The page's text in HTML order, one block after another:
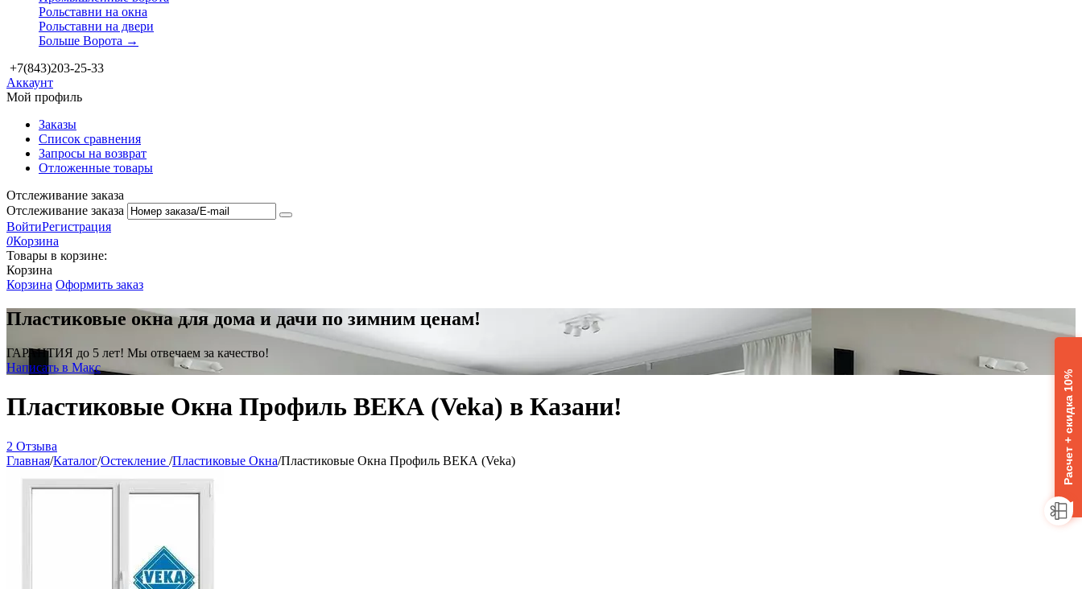
Рольставни на окна
Рольставни на двери
Больше Ворота →
+7(843)203-25-33
Аккаунт
Мой профиль
Заказы
Список сравнения
Запросы на возврат
Отложенные товары
Отслеживание заказа
Отслеживание заказа
ВойтиРегистрация
0Корзина
Товары в корзине:
Корзина
Корзина Оформить заказ
Пластиковые окна для дома и дачи по зимним ценам!
ГАРАНТИЯ до 5 лет! Мы отвечаем за качество!
Написать в Макс
Пластиковые Окна Профиль ВЕКА (Veka) в Казани!
2 Отзыва
Главная/Каталог/Остекление /Пластиковые Окна/Пластиковые Окна Профиль ВЕКА (Veka) Расчет + скидка 10%